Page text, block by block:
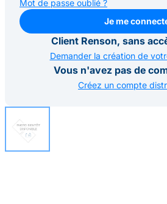
Mot de passe oublié ?
Je me
Je me
Client Renson, sans
Demander la création de
Vous n'avez pas de
Créez un compte